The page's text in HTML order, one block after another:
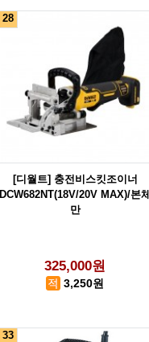
28
[디월트] 충전비스킷조이너
DCW682NT(18V/20V MAX)/본체
만
325,000원
3,250원
33